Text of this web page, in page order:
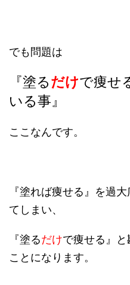
でも問題は
『塗るだけで痩せ
いる事』
ここなんです。
『塗れば痩せる』を過
てしまい、
『塗るだけで痩せる』
ことになります。